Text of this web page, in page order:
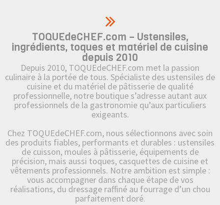
TOQUEdeCHEF.com – Ustensiles,
ingrédients, toques et matériel de cuisine
depuis 2010
Depuis 2010, TOQUEdeCHEF.com met la passion
culinaire à la portée de tous. Spécialiste des ustensiles de
cuisine et du matériel de pâtisserie de qualité
professionnelle, notre boutique s’adresse autant aux
professionnels de la gastronomie qu’aux particuliers
exigeants.
Chez TOQUEdeCHEF.com, nous sélectionnons avec soin
des produits fiables, performants et durables : ustensiles
de cuisson, moules à pâtisserie, équipements de
précision, mais aussi toques, casquettes de cuisine et
vêtements professionnels. Notre ambition est simple :
vous accompagner dans chaque étape de vos
réalisations, du dressage raffiné au fourrage d’un chou
parfaitement doré.